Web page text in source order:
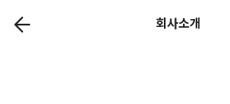
회사소개